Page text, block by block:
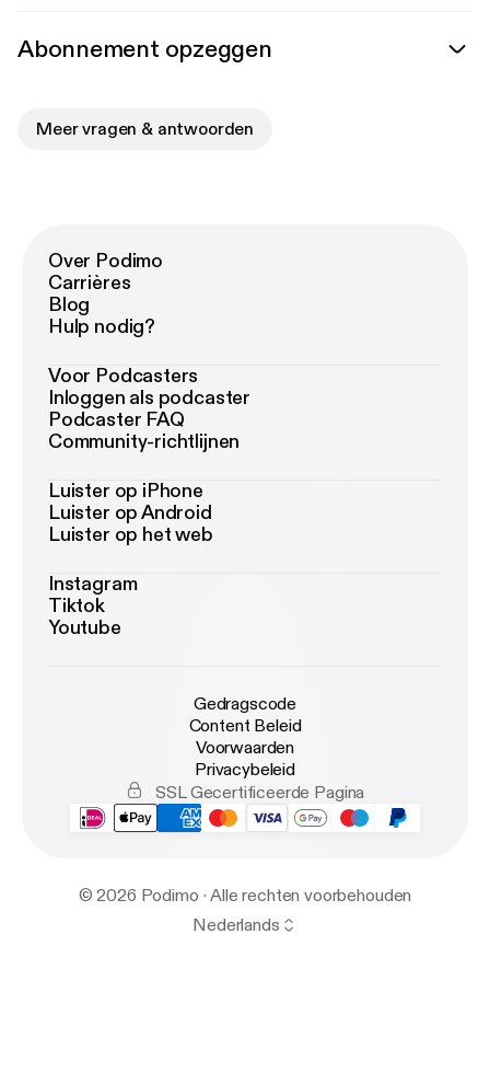
Abonnement opzeggen
Meer vragen & antwoorden
Over Podimo
Carrières
Blog
Hulp nodig?
Voor Podcasters
Inloggen als podcaster
Podcaster FAQ
Community-richtlijnen
Luister op iPhone
Luister op Android
Luister op het web
Instagram
Tiktok
Youtube
Gedragscode
Content Beleid
Voorwaarden
Privacybeleid
SSL Gecertificeerde Pagina
© 2026 Podimo · Alle rechten voorbehouden
Nederlands